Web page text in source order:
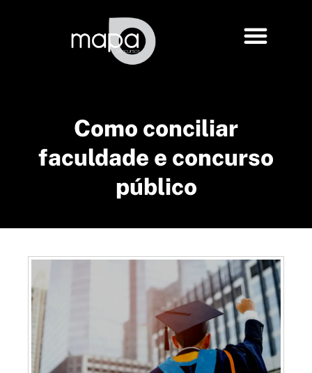
Como conciliar
faculdade e concurso
público